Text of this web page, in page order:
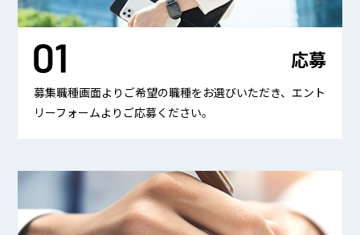
応募
募集職種画面よりご希望の職種をお選びいただき、エント
リーフォームよりご応募ください。